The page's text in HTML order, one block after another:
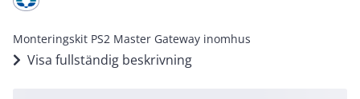
Monteringskit PS2 Master Gateway inomhus
Visa fullständig beskrivning